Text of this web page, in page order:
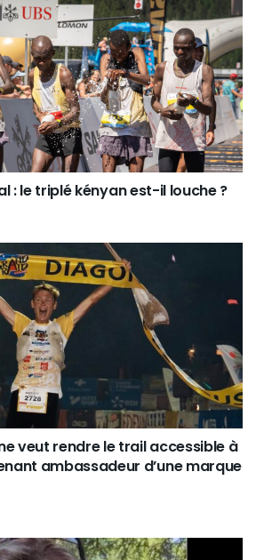
: le triplé kényan est-il louche ?
veut rendre le trail accessible à
ambassadeur d’une marque